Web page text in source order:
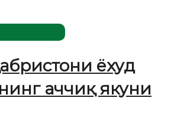
ёхуд
аччиқ якуни